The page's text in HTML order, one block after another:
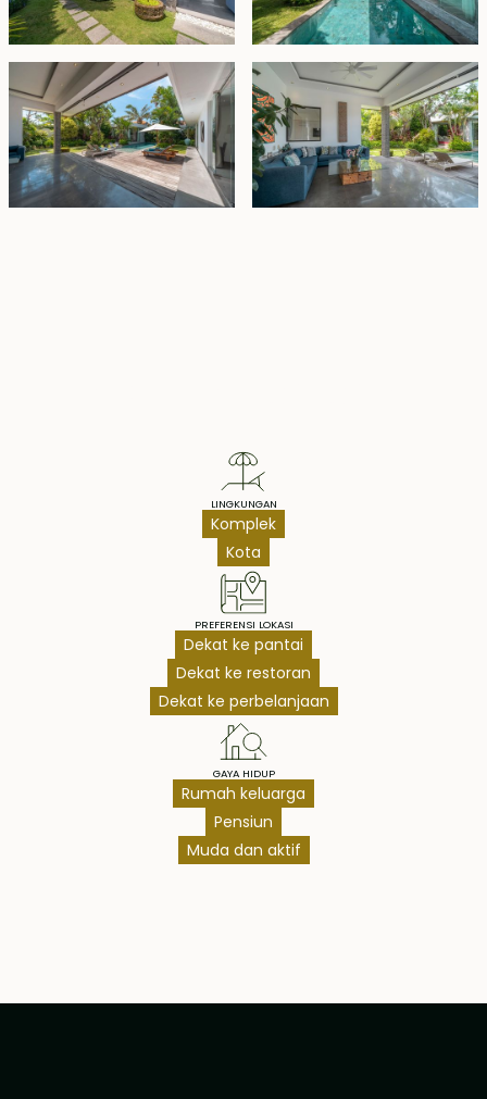
LINGKUNGAN
Komplek
Kota
PREFERENSI LOKASI
Dekat ke pantai
Dekat ke restoran
Dekat ke perbelanjaan
GAYA HIDUP
Rumah keluarga
Pensiun
Muda dan aktif